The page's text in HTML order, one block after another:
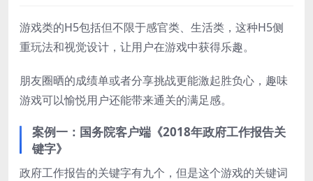
游戏类的H5包括但不限于感官类、生活类，这种H5侧
重玩法和视觉设计，让用户在游戏中获得乐趣。
朋友圈晒的成绩单或者分享挑战更能激起胜负心，趣味
游戏可以愉悦用户还能带来通关的满足感。
案例一：国务院客户端《2018年政府工作报告关
键字》
政府工作报告的关键字有九个，但是这个游戏的关键词